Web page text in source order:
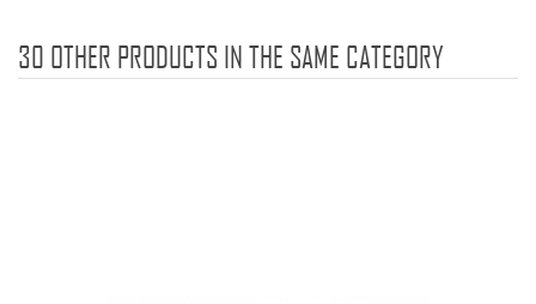
30 OTHER PRODUCTS IN THE SAME CATEGORY